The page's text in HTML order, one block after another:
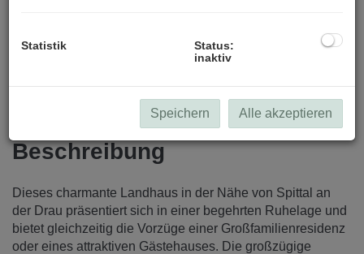
Beschreibung
Dieses charmante Landhaus in der Nähe von Spittal an
der Drau präsentiert sich in einer begehrten Ruhelage und
bietet gleichzeitig die Vorzüge einer Großfamilienresidenz
oder eines attraktiven Gästehauses. Die großzügige
Statistik
Status:
inaktiv
Speichern Alle akzeptieren